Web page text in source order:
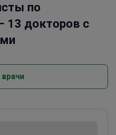
по
13 докторов с
врачи